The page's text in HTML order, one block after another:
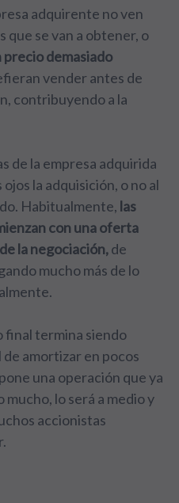
adquirente no ven
que se van a obtener, o
precio demasiado
vender antes de
contribuyendo a la
de la empresa adquirida
la adquisición, o no al
Habitualmente, las
con una oferta
la negociación,de
mucho más de lo
final termina siendo
de amortizar en pocos
una operación que ya
lo será a medio y
accionistas